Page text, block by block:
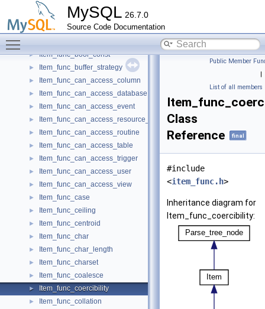
MySQL 26.7.0
Source Code Documentation
Item_func_bit_neg
Item_func_bit_or
► Item_func_bit_two_param
► Item_func_bool_const
► Item_func_buffer_strategy
► Item_func_can_access_column
► Item_func_can_access_database
► Item_func_can_access_event
► Item_func_can_access_resource_group
► Item_func_can_access_routine
► Item_func_can_access_table
► Item_func_can_access_trigger
► Item_func_can_access_user
► Item_func_can_access_view
► Item_func_case
► Item_func_ceiling
► Item_func_centroid
► Item_func_char
► Item_func_char_length
► Item_func_charset
► Item_func_coalesce
► Item_func_coercibility
► Item_func_collation
Public Member
|
List of all members
Class
Reference
final
#include
<item_func.h>
Inheritance diagram for
Item_func_coercibility: